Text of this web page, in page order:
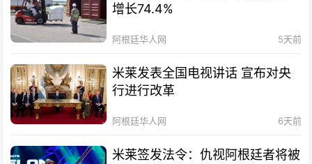
增长74.4%
阿根廷华人网 5天前
米莱发表全国电视讲话 宣布对央
行进行改革
阿根廷华人网 6天前
米莱签发法令：仇视阿根廷者将被